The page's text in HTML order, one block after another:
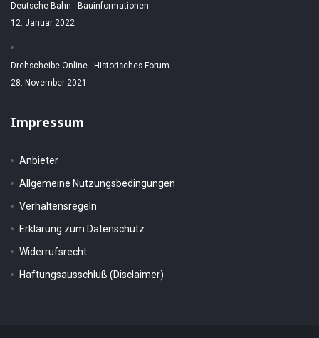
Deutsche Bahn - Bauinformationen
12. Januar 2022
Drehscheibe Online - Historisches Forum
28. November 2021
Impressum
Anbieter
Allgemeine Nutzungsbedingungen
Verhaltensregeln
Erklärung zum Datenschutz
Widerrufsrecht
Haftungsausschluß (Disclaimer)